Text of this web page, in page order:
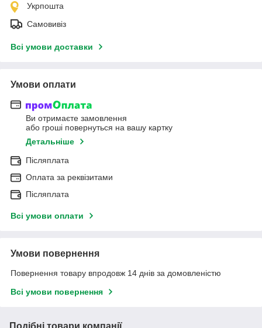
Укрпошта
Самовивіз
Всі умови доставки
Умови оплати
Ви отримаєте замовлення
або гроші повернуться на вашу картку
Детальніше
Післяплата
Оплата за реквізитами
Післяплата
Всі умови оплати
Умови повернення
Повернення товару впродовж 14 днів за домовленістю
Всі умови повернення